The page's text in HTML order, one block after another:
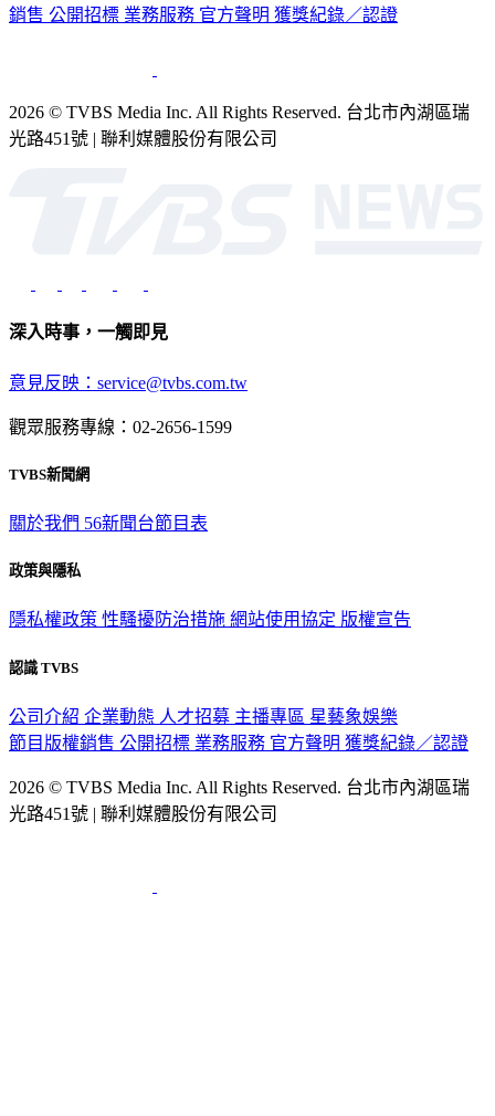
銷售 公開招標 業務服務 官方聲明 獲獎紀錄／認證
2026 © TVBS Media Inc. All Rights Reserved. 台北市內湖區瑞
光路451號 | 聯利媒體股份有限公司
深入時事，一觸即見
意見反映：service@tvbs.com.tw
觀眾服務專線：02-2656-1599
TVBS新聞網
關於我們 56新聞台節目表
政策與隱私
隱私權政策 性騷擾防治措施 網站使用協定 版權宣告
認識 TVBS
公司介紹 企業動態 人才招募 主播專區 星藝象娛樂
節目版權銷售 公開招標 業務服務 官方聲明 獲獎紀錄／認證
2026 © TVBS Media Inc. All Rights Reserved. 台北市內湖區瑞
光路451號 | 聯利媒體股份有限公司